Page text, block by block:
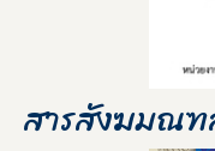
สารสังฆมณฑ